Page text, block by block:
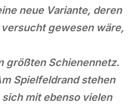
neue Variante, deren
gewesen wäre,
größten Schienennetz.
Spielfeldrand stehen
mit ebenso vielen